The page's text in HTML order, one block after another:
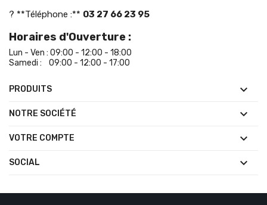
? **Téléphone :** 03 27 66 23 95
Horaires d'Ouverture :
Lun - Ven : 09:00 - 12:00 - 18:00
Samedi : 09:00 - 12:00 - 17:00
PRODUITS 
NOTRE SOCIÉTÉ 
VOTRE COMPTE 
SOCIAL 